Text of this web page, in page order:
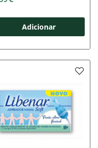
Adicionar